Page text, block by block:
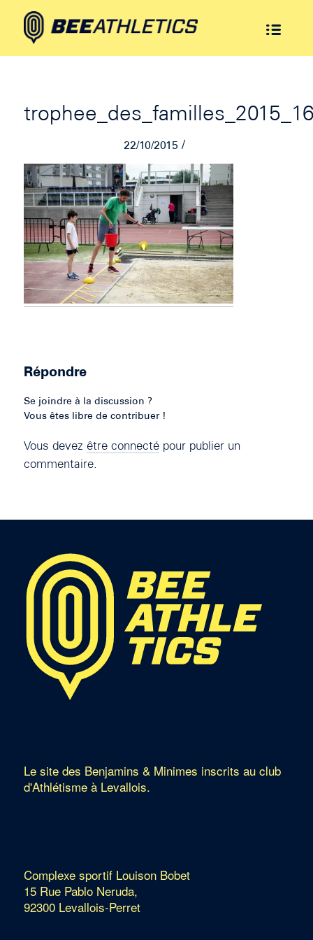
22/10/2015 /
Répondre
Se joindre à la discussion ?
Vous êtes libre de contribuer !
Vous devez être connectépour publier un
commentaire.
Le site des Benjamins & Minimes inscrits au club
d'Athlétisme à Levallois.
Complexe sportif Louison Bobet
15 Rue Pablo Neruda,
92300 Levallois-Perret